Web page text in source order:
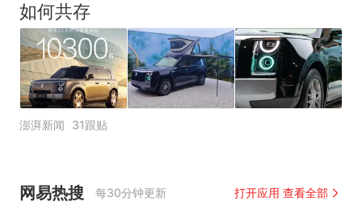
如何共存
澎湃新闻 31跟贴
网易热搜 每30分钟更新 打开应用 查看全部